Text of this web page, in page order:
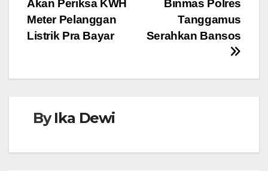
o
k
p
Binmas Polres
Tanggamus
Serahkan Bansos
Akan Periksa KWH
Meter Pelanggan
Listrik Pra Bayar
ByIka Dewi